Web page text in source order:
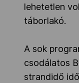
lehetetlen
táborlakó.
A sok
csodálatos
strandidő